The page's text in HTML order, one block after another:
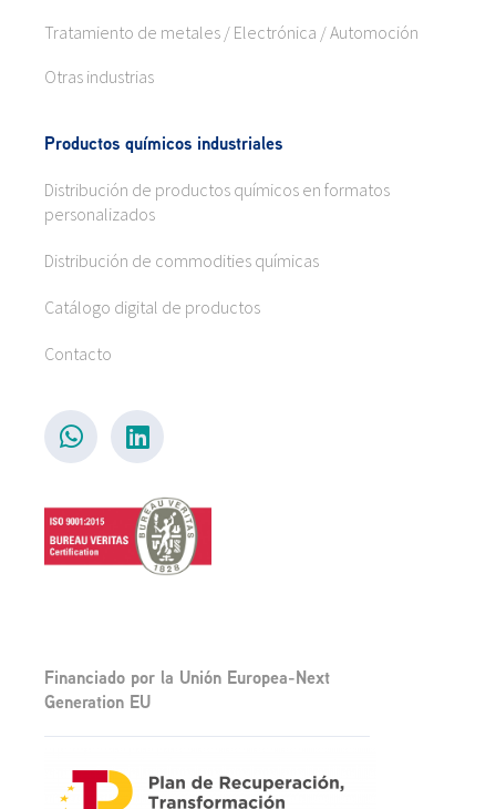
Tratamiento de metales / Electrónica / Automoción
Otras industrias
Productos químicos industriales
Distribución de productos químicos en formatos
personalizados
Distribución de commodities químicas
Catálogo digital de productos
Contacto
Financiado por la Unión Europea-Next
Generation EU